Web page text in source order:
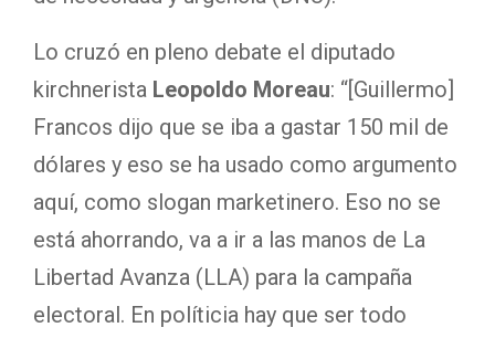
Lo cruzó en pleno debate el diputado
kirchnerista Leopoldo Moreau: “[Guillermo]
Francos dijo que se iba a gastar 150 mil de
dólares y eso se ha usado como argumento
aquí, como slogan marketinero. Eso no se
está ahorrando, va a ir a las manos de La
Libertad Avanza (LLA) para la campaña
electoral. En políticia hay que ser todo